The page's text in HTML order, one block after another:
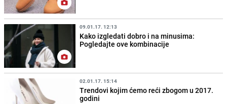
09.01.17. 12:13
Kako izgledati dobro i na minusima:
Pogledajte ove kombinacije
02.01.17. 15:14
Trendovi kojim ćemo reći zbogom u 2017.
godini